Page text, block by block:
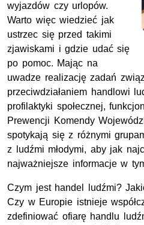
wyjazdów czy urlopów.
Warto więc wiedzieć jak
ustrzec się przed takimi
zjawiskami i gdzie udać się
po pomoc. Mając na
uwadze realizację zadań
przeciwdziałaniem handlowi
profilaktyki społecznej,
Prewencji Komendy
spotykają się z różnymi
z ludźmi młodymi, aby jak
najważniejsze informacje w
Czym jest handel ludźmi?
Czy w Europie istnieje
zdefiniować ofiarę handlu